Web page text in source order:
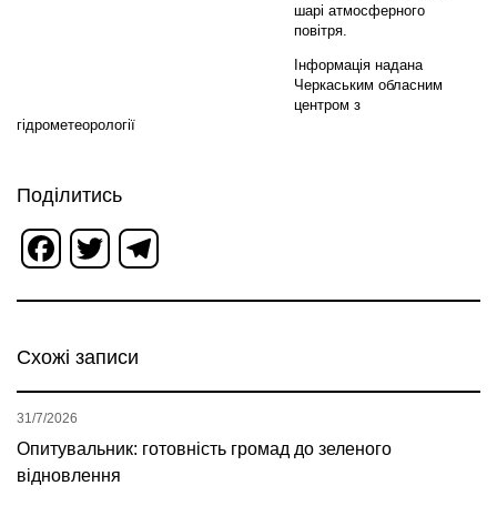
шарі атмосферного
повітря.
Інформація надана
Черкаським обласним
центром з
гідрометеорології
Поділитись
Facebook
Twitter
Схожі записи
Опитувальник: готовність громад до зеленого
відновлення
31/7/2026